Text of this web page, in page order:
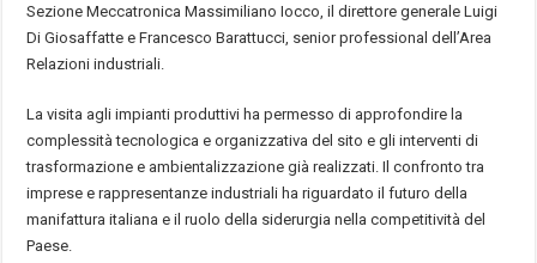
Sezione Meccatronica Massimiliano Iocco, il direttore generale Luigi
Di Giosaffatte e Francesco Barattucci, senior professional dell’Area
Relazioni industriali.
La visita agli impianti produttivi ha permesso di approfondire la
complessità tecnologica e organizzativa del sito e gli interventi di
trasformazione e ambientalizzazione già realizzati. Il confronto tra
imprese e rappresentanze industriali ha riguardato il futuro della
manifattura italiana e il ruolo della siderurgia nella competitività del
Paese.